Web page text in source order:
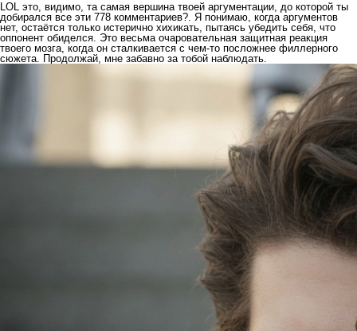
LOL это, видимо, та самая вершина твоей аргументации, до которой ты
добирался все эти 778 комментариев?. Я понимаю, когда аргументов
нет, остаётся только истерично хихикать, пытаясь убедить себя, что
оппонент обиделся. Это весьма очаровательная защитная реакция
твоего мозга, когда он сталкивается с чем-то посложнее филлерного
сюжета. Продолжай, мне забавно за тобой наблюдать.